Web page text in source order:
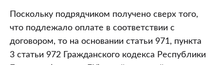
Поскольку подрядчиком получено сверх того,
что подлежало оплате в соответствии с
договором, то на основании статьи 971, пункта
3 статьи 972 Гражданского кодекса Республики